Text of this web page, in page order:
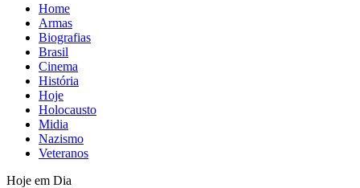
Home
Armas
Biografias
Brasil
Cinema
História
Hoje
Holocausto
Midia
Nazismo
Veteranos
Hoje em Dia